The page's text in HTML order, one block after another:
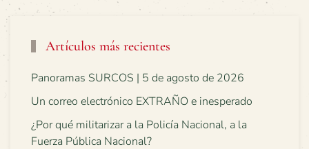
Artículos más recientes
Panoramas SURCOS | 5 de agosto de 2026
Un correo electrónico EXTRAÑO e inesperado
¿Por qué militarizar a la Policía Nacional, a la
Fuerza Pública Nacional?